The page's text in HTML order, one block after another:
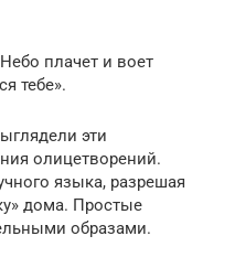
плачет и воет
тебе».
эти
олицетворений.
языка, разрешая
дома. Простые
образами.